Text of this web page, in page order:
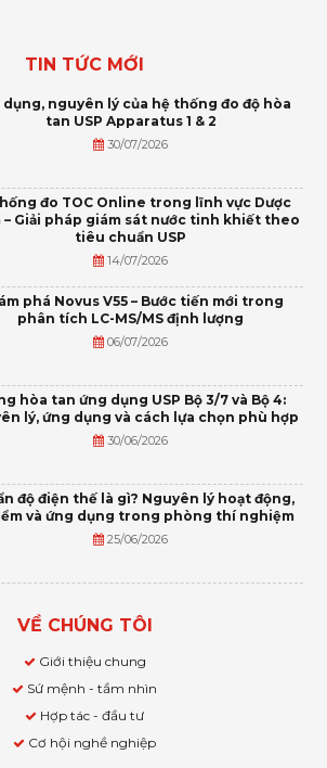
TIN TỨC MỚI
dụng, nguyên lý của hệ thống đo độ hòa
tan USP Apparatus 1 & 2
30/07/2026
đo TOC Online trong lĩnh vực Dược
– Giải pháp giám sát nước tinh khiết theo
tiêu chuẩn USP
14/07/2026
phá Novus V55 – Bước tiến mới trong
phân tích LC-MS/MS định lượng
06/07/2026
hòa tan ứng dụng USP Bộ 3/7 và Bộ 4:
lý, ứng dụng và cách lựa chọn phù hợp
30/06/2026
độ điện thế là gì? Nguyên lý hoạt động,
và ứng dụng trong phòng thí nghiệm
25/06/2026
VỀ CHÚNG TÔI
Giới thiệu chung
Sứ mệnh - tầm nhìn
Hợp tác - đầu tư
Cơ hội nghề nghiệp